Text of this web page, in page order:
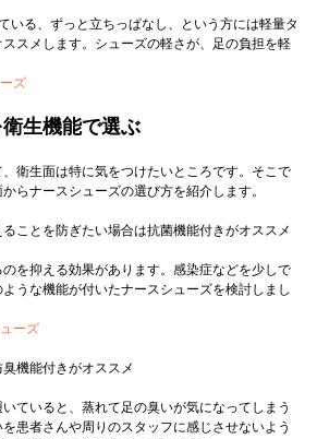
いる、ずっと立ちっぱなし、という方には軽量タ
スメします。シューズの軽さが、足の負担を軽
ズ
生機能で選ぶ
衛生面は特に気をつけたいところです。そこで
らナースシューズの選び方を紹介します。
ことを防ぎたい場合は抗菌機能付きがオススメ
を抑える効果があります。感染症などを少しで
うな機能が付いたナースシューズを検討しまし
ーズ
機能付きがオススメ
ていると、蒸れて足の臭いが気になってしまう
患者さんや周りのスタッフに感じさせないよう